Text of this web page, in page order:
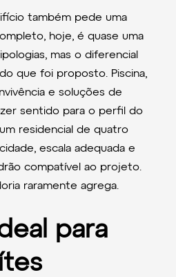
também pede uma
hoje, é quase uma
mas o diferencial
que foi proposto. Piscina,
e soluções de
sentido para o perfil do
residencial de quatro
escala adequada e
compatível ao projeto.
raramente agrega.
para